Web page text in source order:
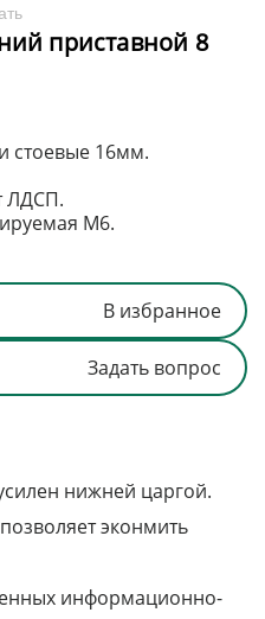
приставной 8
стоевые 16мм.
ЛДСП.
М6.
В избранное
Задать вопрос
нижней царгой.
эконмить
информационно-